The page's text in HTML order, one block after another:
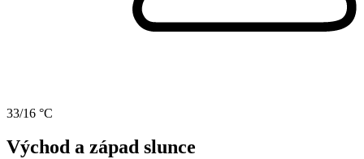
33/16 °C
Východ a západ slunce